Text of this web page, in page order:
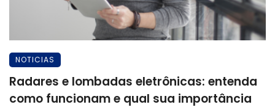
NOTICIAS
Radares e lombadas eletrônicas: entenda
como funcionam e qual sua importância